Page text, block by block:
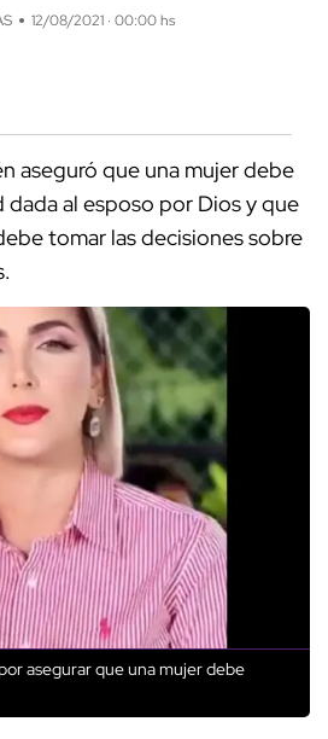
12/08/2021 · 00:00 hs
aseguró que una mujer debe
dada al esposo por Dios y que
tomar las decisiones sobre
asegurar que una mujer debe